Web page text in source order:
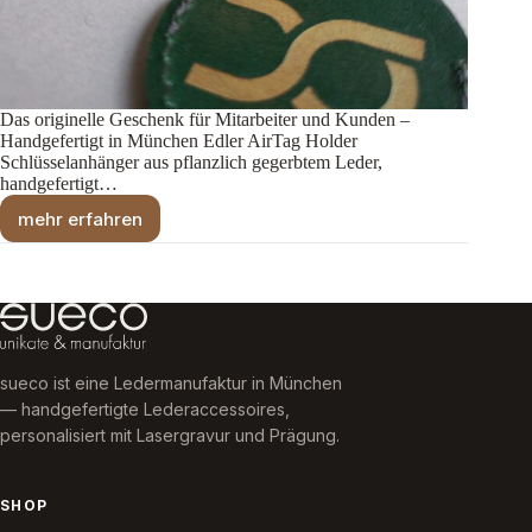
Das originelle Geschenk für Mitarbeiter und Kunden –
Handgefertigt in München Edler AirTag Holder
Schlüsselanhänger aus pflanzlich gegerbtem Leder,
handgefertigt…
mehr erfahren
AirTag
Holder
sueco ist eine Ledermanufaktur in München
— handgefertigte Lederaccessoires,
personalisiert mit Lasergravur und Prägung.
SHOP